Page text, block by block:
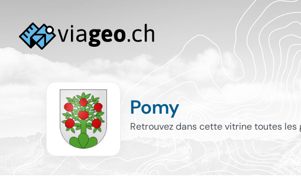
Pomy
Retrouvez dans cette vitrine toutes